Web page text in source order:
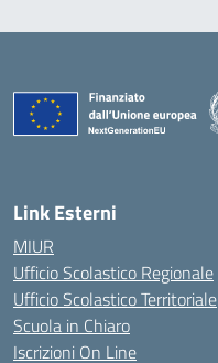
Link Esterni
MIUR
Ufficio Scolastico Regionale
Ufficio Scolastico Territoriale
Scuola in Chiaro
Iscrizioni On Line